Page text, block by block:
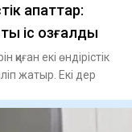
апаттар:
іс қозғалды
екі өндірістік
жатыр. Екі дер